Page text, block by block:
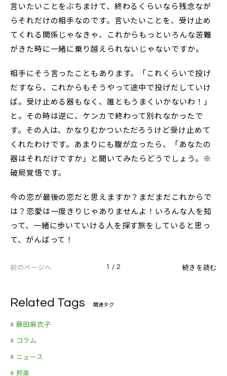
言いたいことをぶちまけて、終わるくらいなら残念なが
らそれだけの相手なのです。言いたいことを、受け止め
てくれる関係じゃなきゃ、これからもっといろんな苦難
がきた時に一緒に乗り越えられないじゃないですか。
相手にそう言ったこともあります。「これくらいで投げ
だすなら、これからもそうやって途中で投げだしていけ
ば。受け止める器もなく、誰ともうまくいかないわ！」
と。その時は逆に、ケンカで終わって別れなかったで
す。その人は、かなりむかついただろうけど受け止めて
くれたわけです。あまりにも腹が立ったら、「あなたの
器はそれだけですか」と聞いてみたらどうでしょう。※
破局覚悟です。
今の恋が最後の恋だと思えますか？まだまだこれからで
は？恋愛は一度きりじゃありませんよ！いろんな人を知
って、一緒に歩いていける人を探す旅をしていると思っ
て、がんばって！
前のページへ 1 / 2 続きを読む
Related Tags 関連タグ
# 藤田麻衣子
# コラム
# ニュース
# 邦楽